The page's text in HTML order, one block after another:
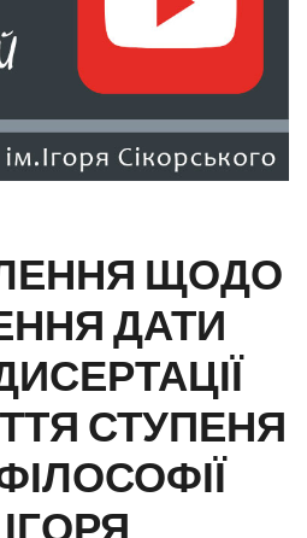
ЩОДО
ДАТИ
СТУПЕНЯ